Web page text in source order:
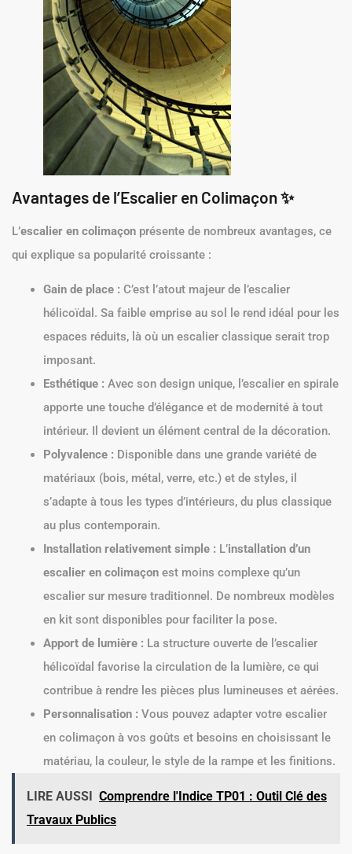
Avantages de l’Escalier en Colimaçon ✨
L’escalier en colimaçon présente de nombreux avantages, ce
qui explique sa popularité croissante :
Gain de place : C’est l’atout majeur de l’escalier
hélicoïdal. Sa faible emprise au sol le rend idéal pour les
espaces réduits, là où un escalier classique serait trop
imposant.
Esthétique : Avec son design unique, l’escalier en spirale
apporte une touche d’élégance et de modernité à tout
intérieur. Il devient un élément central de la décoration.
Polyvalence : Disponible dans une grande variété de
matériaux (bois, métal, verre, etc.) et de styles, il
s’adapte à tous les types d’intérieurs, du plus classique
au plus contemporain.
Installation relativement simple : L’installation d’un
escalier en colimaçon est moins complexe qu’un
escalier sur mesure traditionnel. De nombreux modèles
en kit sont disponibles pour faciliter la pose.
Apport de lumière : La structure ouverte de l’escalier
hélicoïdal favorise la circulation de la lumière, ce qui
contribue à rendre les pièces plus lumineuses et aérées.
Personnalisation : Vous pouvez adapter votre escalier
en colimaçon à vos goûts et besoins en choisissant le
matériau, la couleur, le style de la rampe et les finitions.
LIRE AUSSI Comprendre l'Indice TP01 : Outil Clé des
Travaux Publics